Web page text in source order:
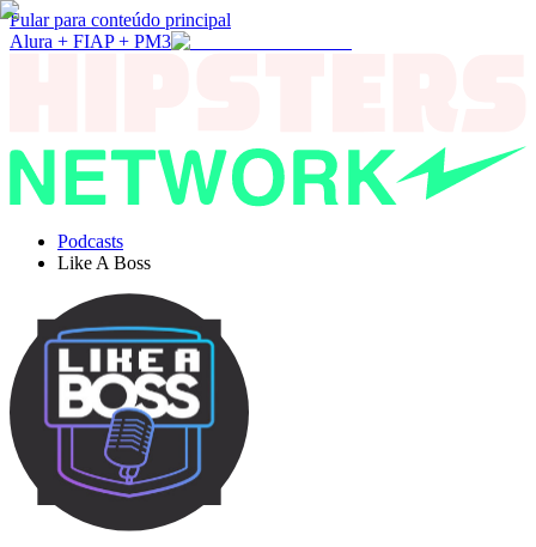
Pular para conteúdo principal
Alura + FIAP + PM3
Podcasts
Like A Boss